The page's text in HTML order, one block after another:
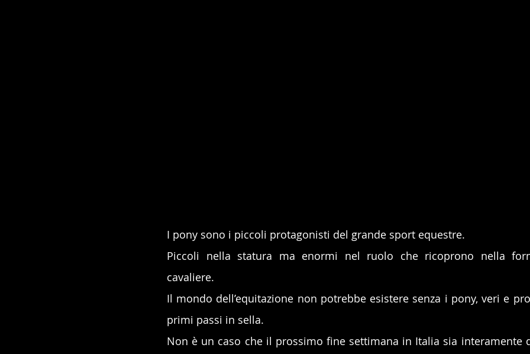
I pony sono i piccoli protagonisti del grande sport equestre.
Piccoli nella statura ma enormi nel ruolo che ricoprono nella
cavaliere.
Il mondo dell’equitazione non potrebbe esistere senza i pony, veri e
primi passi in sella.
Non è un caso che il prossimo fine settimana in Italia sia interamente